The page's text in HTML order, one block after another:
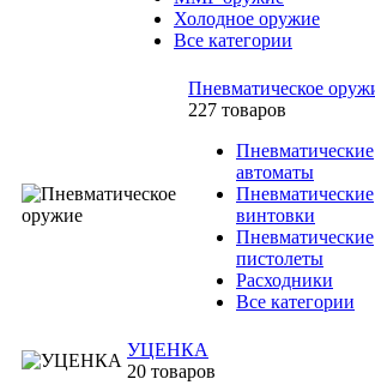
Холодное оружие
Все категории
Пневматическое
227 товаров
Пневматические
автоматы
Пневматические
винтовки
Пневматические
пистолеты
Расходники
Все категории
УЦЕНКА
20 товаров